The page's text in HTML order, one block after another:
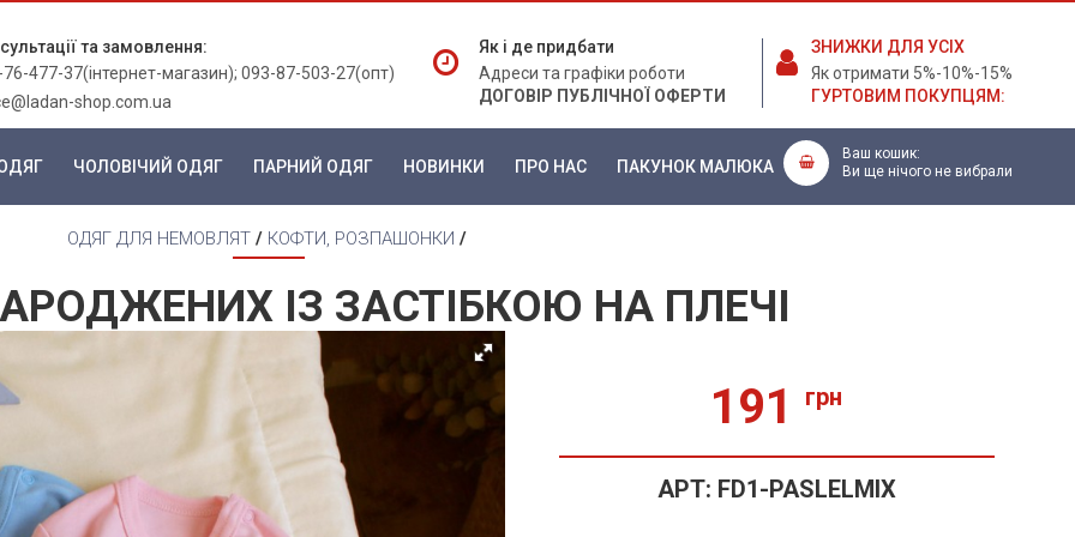
та замовлення:
477-37(інтернет-магазин); 093-87-503-27(опт)
shop.com.ua
Як і де придбати
Адреси та графіки роботи
ДОГОВІР ПУБЛІЧНОЇ ОФЕРТИ
ЗНИЖКИ ДЛЯ УСІХ
Як отримати 5%-10%-15%
ГУРТОВИМ ПОКУПЦЯМ:
ЧОЛОВІЧИЙ ОДЯГ ПАРНИЙ ОДЯГ НОВИНКИ ПРО НАС ПАКУНОК МАЛЮКА
Ваш кошик:
Ви ще нічого не вибрали
ОДЯГ ДЛЯ НЕМОВЛЯТ/ КОФТИ, РОЗПАШОНКИ /
ІЗ ЗАСТІБКОЮ НА ПЛЕЧІ
191 грн
АРТ: FD1-PASLELMIX